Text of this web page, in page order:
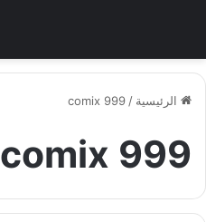
الرئيسية /
comix 999
comix 999